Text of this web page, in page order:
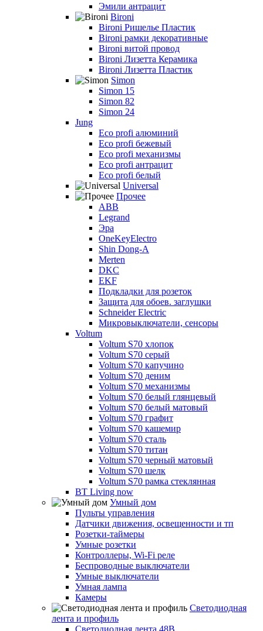
Эмили антрацит
Bironi
Bironi Ришелье Пластик
Bironi рамки декоративные
Bironi витой провод
Bironi Лизетта Керамика
Bironi Лизетта Пластик
Simon
Simon 15
Simon 82
Simon 24
Jung
Eco profi алюминий
Eco profi бежевый
Eco profi механизмы
Eco profi антрацит
Eco profi белый
Universal
Прочее
ABB
Legrand
Эра
OneKeyElectro
Shin Dong-A
Merten
DKC
EKF
Подкладки для розеток
Защита для обоев. заглушки
Schneider Electric
Микровыключатели, сенсоры
Voltum
Voltum S70 хлопок
Voltum S70 серый
Voltum S70 капучино
Voltum S70 деним
Voltum S70 механизмы
Voltum S70 белый глянцевый
Voltum S70 белый матовый
Voltum S70 графит
Voltum S70 кашемир
Voltum S70 сталь
Voltum S70 титан
Voltum S70 черный матовый
Voltum S70 шелк
Voltum S70 рамка стеклянная
BT Living now
Умный дом
Пульты управления
Датчики движения, освещенности и тп
Розетки-таймеры
Умные розетки
Контроллеры, Wi-Fi реле
Беспроводные выключатели
Умные выключатели
Умная лампа
Камеры
Светодиодная
лента и профиль
Светодиодная лента 48В